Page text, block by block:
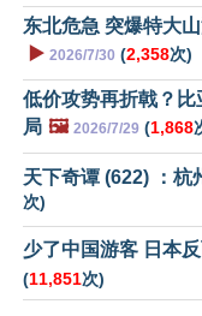
东北危急 突爆特大
▶️ 2026/7/30 (2,358次)
低价攻势再折戟？
局 🖼️ 2026/7/29 (1,868
天下奇谭 (622) ：杭
次)
少了中国游客 日本
(11,851次)